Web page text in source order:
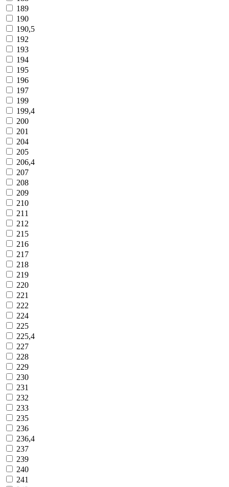
189
190
190,5
192
193
194
195
196
197
199
199,4
200
201
204
205
206,4
207
208
209
210
211
212
215
216
217
218
219
220
221
222
224
225
225,4
227
228
229
230
231
232
233
235
236
236,4
237
239
240
241